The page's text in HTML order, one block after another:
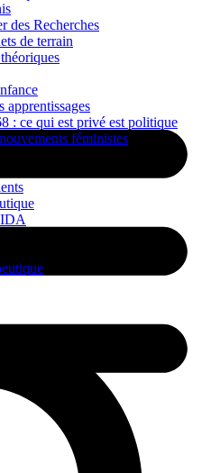
des Recherches
de terrain
apprentissages
: ce qui est privé est politique
féministes